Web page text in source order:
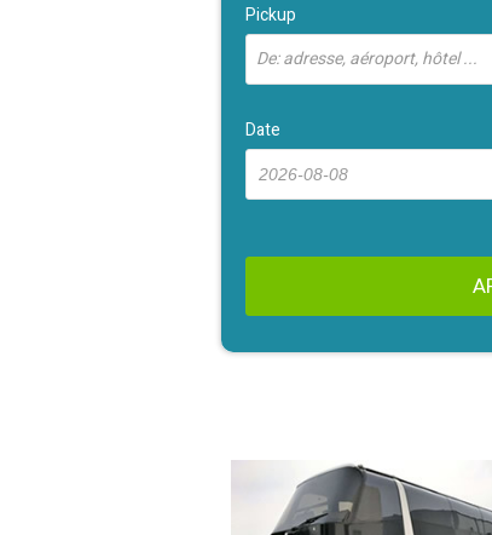
Pickup
De: adresse, aéroport, hôtel ...
Date